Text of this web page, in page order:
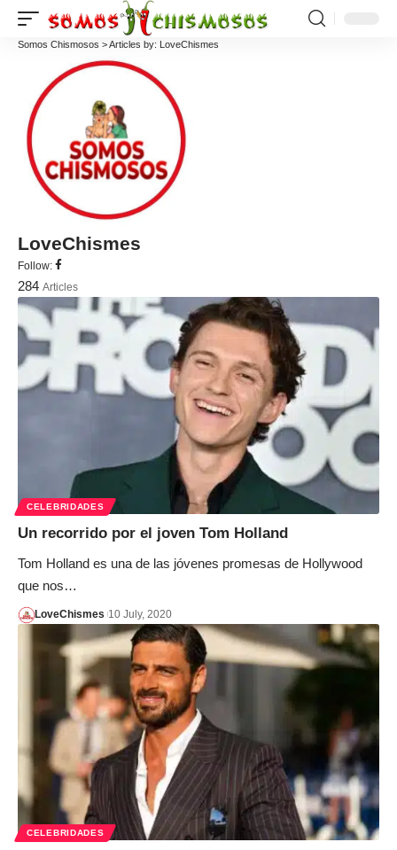
Somos Chismosos >Articles by: LoveChismes
LoveChismes
Follow:
284 Articles
CELEBRIDADES
Un recorrido por el joven Tom Holland
Tom Holland es una de las jóvenes promesas de Hollywood
que nos…
LoveChismes 10 July, 2020
CELEBRIDADES